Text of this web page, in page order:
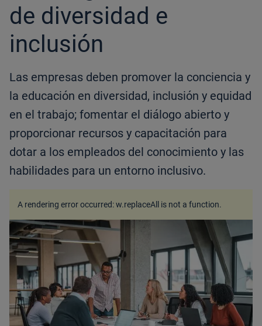
de diversidad e
inclusión
Las empresas deben promover la conciencia y
la educación en diversidad, inclusión y equidad
en el trabajo; fomentar el diálogo abierto y
proporcionar recursos y capacitación para
dotar a los empleados del conocimiento y las
habilidades para un entorno inclusivo.
A rendering error occurred:w.replaceAll is not a function.